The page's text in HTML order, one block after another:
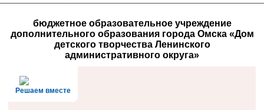
бюджетное образовательное учреждение
дополнительного образования города Омска «Дом
детского творчества Ленинского
административного округа»
Решаем вместе